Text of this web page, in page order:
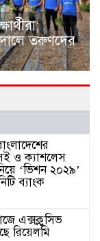
তরুণদের
ও ক্যাশলেস
‘ভিশন ২০২৯’
ব্যাংক
এক্সক্লুসিভ
রিয়েলমি